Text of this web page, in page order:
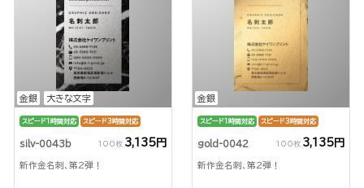
金銀 大きな文字
スピード1時間対応 スピード3時間対応
silv-0043b 100枚 3,135円
新作金名刺、第2弾！
金銀
スピード1時間対応 スピード3時間対応
gold-0042 100枚 3,135円
新作金名刺、第2弾！